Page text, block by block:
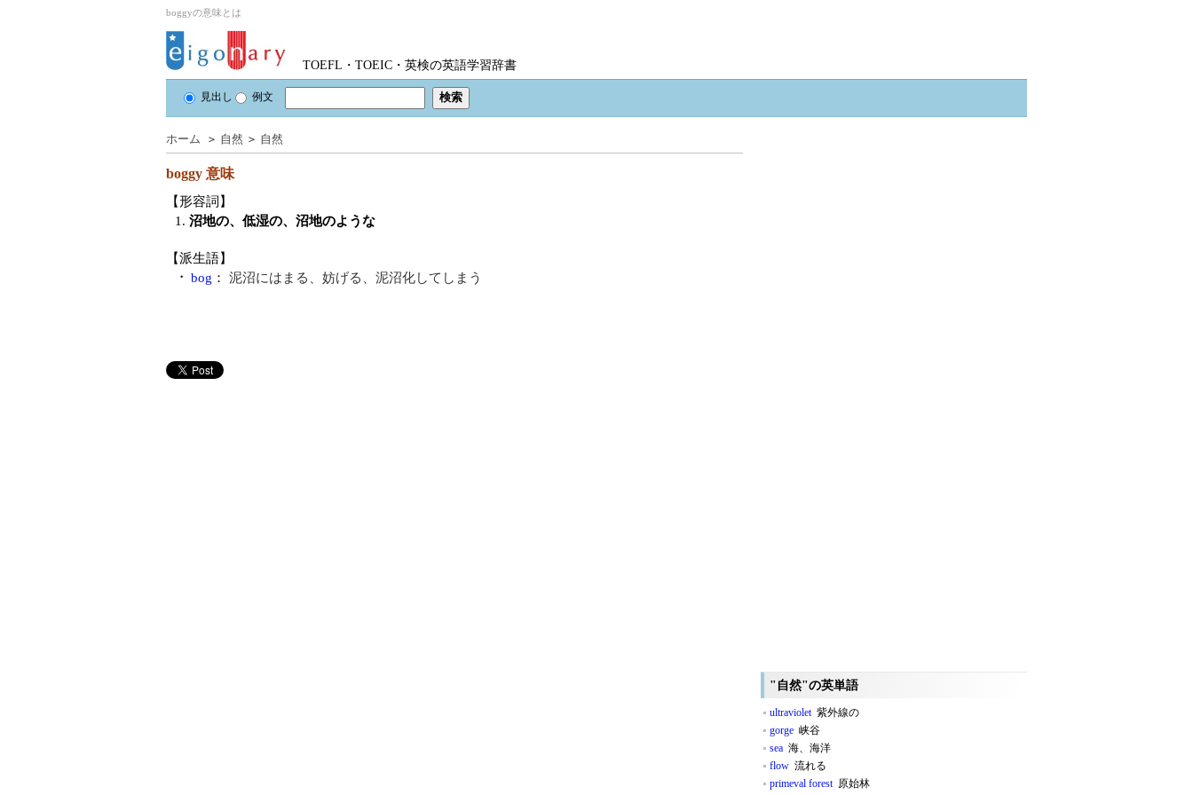
boggyの意味とは
TOEFL・TOEIC・英検の英語学習辞書
見出し 例文
ホーム ＞ 自然 ＞ 自然
boggy 意味
【形容詞】
1. 沼地の、低湿の、沼地のような
【派生語】
・ bog ： 泥沼にはまる、妨げる、泥沼化してしまう
"自然"の英単語
ultraviolet紫外線の
gorge 峡谷
sea 海、海洋
flow 流れる
primeval forest原始林